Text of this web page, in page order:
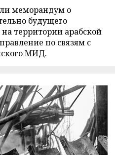
меморандум о
будущего
территории арабской
по связям с
МИД.